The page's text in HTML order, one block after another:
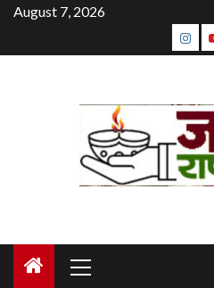
Skip
content
August 7, 2026
Menu